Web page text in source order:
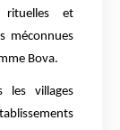
rituelles et
méconnues
Bova.
les villages